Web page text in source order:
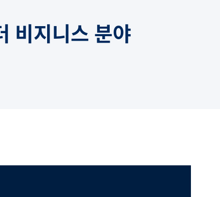
비지니스 분야